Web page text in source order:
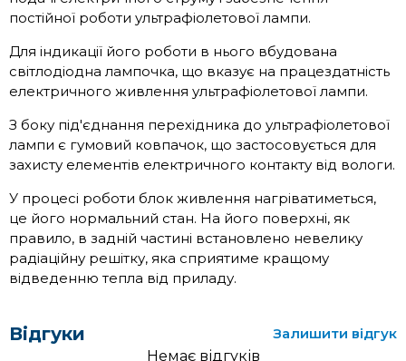
постійної роботи ультрафіолетової лампи.
Для індикації його роботи в нього вбудована
світлодіодна лампочка, що вказує на працездатність
електричного живлення ультрафіолетової лампи.
З боку під'єднання перехідника до ультрафіолетової
лампи є гумовий ковпачок, що застосовується для
захисту елементів електричного контакту від вологи.
У процесі роботи блок живлення нагріватиметься,
це його нормальний стан. На його поверхні, як
правило, в задній частині встановлено невелику
радіаційну решітку, яка сприятиме кращому
відведенню тепла від приладу.
Відгуки
Залишити відгук
Немає відгуків